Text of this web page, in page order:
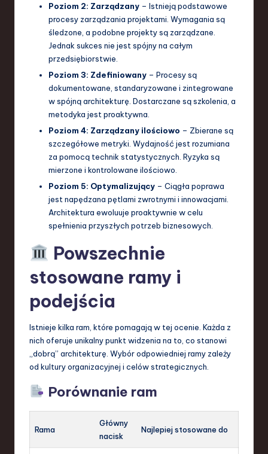
Poziom 2: Zarządzany – Istnieją podstawowe
procesy zarządzania projektami. Wymagania są
śledzone, a podobne projekty są zarządzane.
Jednak sukces nie jest spójny na całym
przedsiębiorstwie.
Poziom 3: Zdefiniowany – Procesy są
dokumentowane, standaryzowane i zintegrowane
w spójną architekturę. Dostarczane są szkolenia, a
metodyka jest proaktywna.
Poziom 4: Zarządzany ilościowo – Zbierane są
szczegółowe metryki. Wydajność jest rozumiana
za pomocą technik statystycznych. Ryzyka są
mierzone i kontrolowane ilościowo.
Poziom 5: Optymalizujący – Ciągła poprawa
jest napędzana pętlami zwrotnymi i innowacjami.
Architektura ewoluuje proaktywnie w celu
spełnienia przyszłych potrzeb biznesowych.
Powszechnie
stosowane ramy i
podejścia
Istnieje kilka ram, które pomagają w tej ocenie. Każda z
nich oferuje unikalny punkt widzenia na to, co stanowi
„dobrą” architekturę. Wybór odpowiedniej ramy zależy
od kultury organizacyjnej i celów strategicznych.
Porównanie ram
Rama
Główny
nacisk
Najlepiej stosowane do